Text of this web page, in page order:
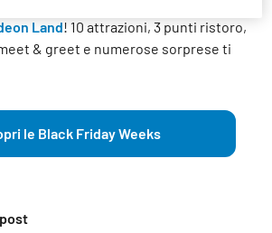
Land! 10 attrazioni, 3 punti ristoro,
& greet e numerose sorprese ti
le Black Friday Weeks